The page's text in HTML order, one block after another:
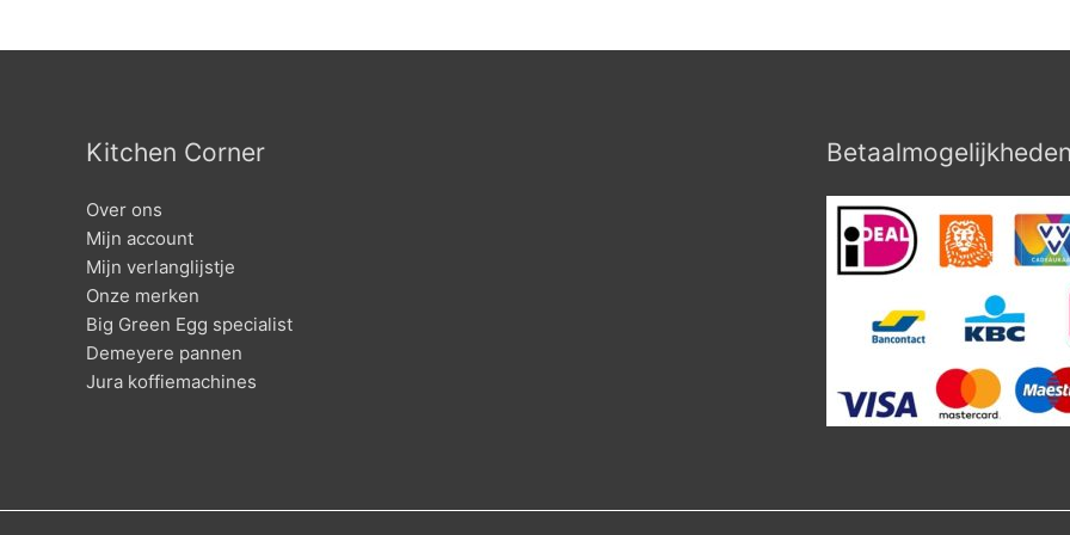
Kitchen Corner
Over ons
Mijn account
Mijn verlanglijstje
Onze merken
Big Green Egg specialist
Demeyere pannen
Jura koffiemachines